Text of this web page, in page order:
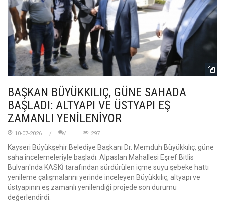
BAŞKAN BÜYÜKKILIÇ, GÜNE SAHADA
BAŞLADI: ALTYAPI VE ÜSTYAPI EŞ
ZAMANLI YENİLENİYOR
10-07-2026 297
Kayseri Büyükşehir Belediye Başkanı Dr. Memduh Büyükkılıç, güne
saha incelemeleriyle başladı. Alpaslan Mahallesi Eşref Bitlis
Bulvarı'nda KASKİ tarafından sürdürülen içme suyu şebeke hattı
yenileme çalışmalarını yerinde inceleyen Büyükkılıç, altyapı ve
üstyapının eş zamanlı yenilendiği projede son durumu
değerlendirdi.